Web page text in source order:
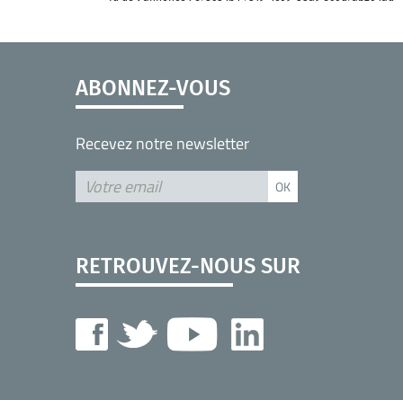
ABONNEZ-VOUS
Recevez notre newsletter
RETROUVEZ-NOUS SUR